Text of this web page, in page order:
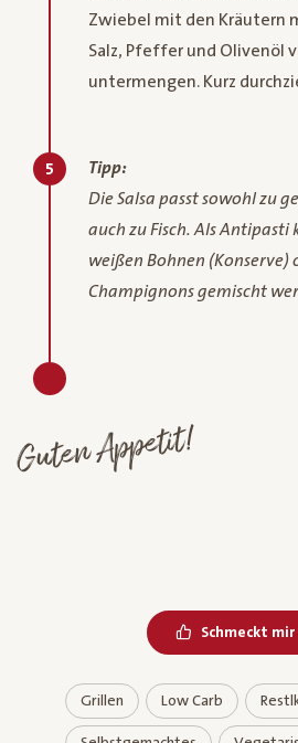
Zwiebel mit den Kräutern
Salz, Pfeffer und Olivenöl
untermengen. Kurz
5
Tipp:
Die Salsa passt sowohl zu
auch zu Fisch. Als Antipasti
weißen Bohnen (Konserve)
Champignons gemischt
Guten Appetit!
Schmeckt mir
Grillen Low Carb